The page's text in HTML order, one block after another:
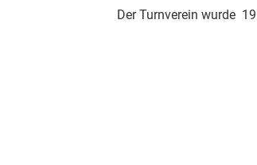
Der Turnverein wurde